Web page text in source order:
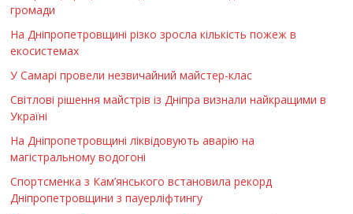
громади
На Дніпропетровщині різко зросла кількість пожеж в
екосистемах
У Самарі провели незвичайний майстер-клас
Світлові рішення майстрів із Дніпра визнали найкращими в
Україні
На Дніпропетровщині ліквідовують аварію на
магістральному водогоні
Спортсменка з Кам’янського встановила рекорд
Дніпропетровщини з пауерліфтингу